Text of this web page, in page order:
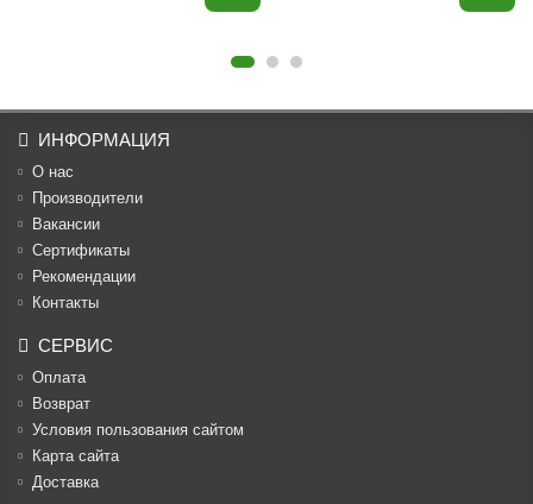
ИНФОРМАЦИЯ
О нас
Производители
Вакансии
Cертификаты
Рекомендации
Контакты
СЕРВИС
Оплата
Возврат
Условия пользования сайтом
Карта сайта
Доставка